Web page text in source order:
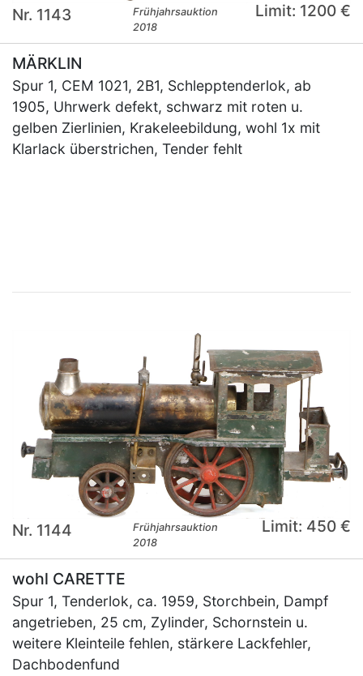
Nr. 1143
Frühjahrsauktion
2018
Limit: 1200 €
MÄRKLIN
Spur 1, CEM 1021, 2B1, Schlepptenderlok, ab
1905, Uhrwerk defekt, schwarz mit roten u.
gelben Zierlinien, Krakeleebildung, wohl 1x mit
Klarlack überstrichen, Tender fehlt
Nr. 1144
Frühjahrsauktion
2018
Limit: 450 €
wohl CARETTE
Spur 1, Tenderlok, ca. 1959, Storchbein, Dampf
angetrieben, 25 cm, Zylinder, Schornstein u.
weitere Kleinteile fehlen, stärkere Lackfehler,
Dachbodenfund